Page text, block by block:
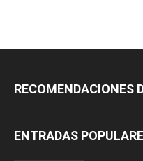
RECOMENDACIONES
ENTRADAS